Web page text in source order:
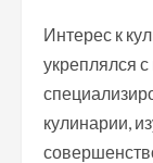
Интерес к
укреплялся
кулинарии,